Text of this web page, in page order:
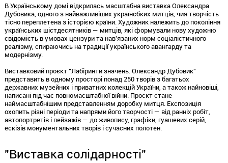
В Українському домі відкрилась масштабна виставка Олександра
Дубовика, одного з найважливіших українсбких митців, чия творчість
тісно переплетена з історією країни. Художник належить до покоління
українських шістдесятників — митців, які формували нову художню
свідомість в умовах цензури та нав'язаних норм соціалістичного
реалізму, спираючись на традиції українського авангарду та
модернізму.
Виставковий проєкт "Лабіринти значень. Олександр Дубовик"
представить в одному просторі понад 250 творів з багатьох
державних музейних і приватних колекцій України, а також найновіші,
написані під час повномасштабної війни. Проєкт стане
наймасштабнішим представленням доробку митця. Експозиція
охопить різні періоди та напрями його творчості — від ранніх робіт,
автопортретів і пейзажів — до живопису, графіки, гуашевих серій,
ескізів монументальних творів і сучасних полотен.
"Виставка солідарності"